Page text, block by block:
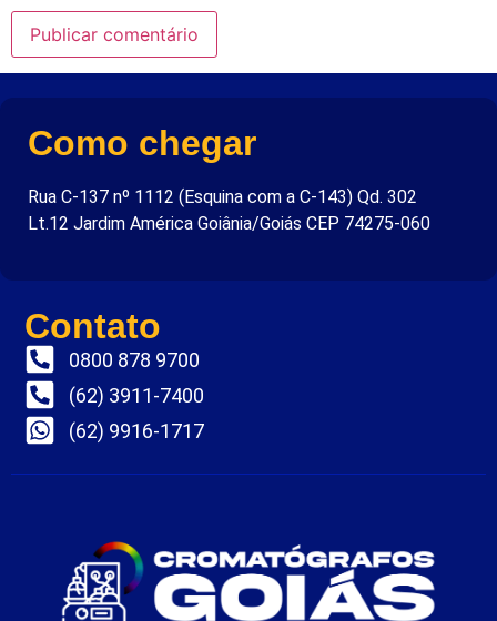
Como chegar
Rua C-137 nº 1112 (Esquina com a C-143) Qd. 302
Lt.12 Jardim América Goiânia/Goiás CEP 74275-060
Contato
0800 878 9700
(62) 3911-7400
(62) 9916-1717